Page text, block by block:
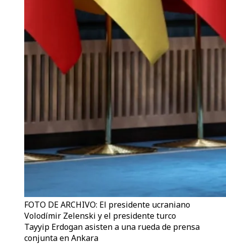
FOTO DE ARCHIVO: El presidente ucraniano
Volodímir Zelenski y el presidente turco
Tayyip Erdogan asisten a una rueda de prensa
conjunta en Ankara